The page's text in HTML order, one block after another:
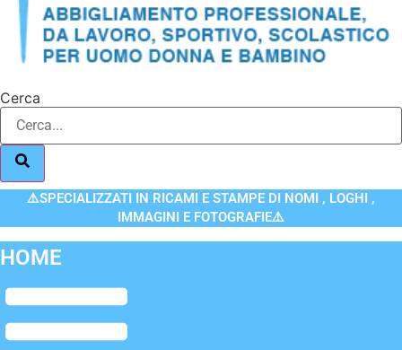
Cerca
⚠️SPECIALIZZATI IN RICAMI E STAMPE DI NOMI , LOGHI ,
IMMAGINI E FOTOGRAFIE⚠️
HOME
Flyout
Menu